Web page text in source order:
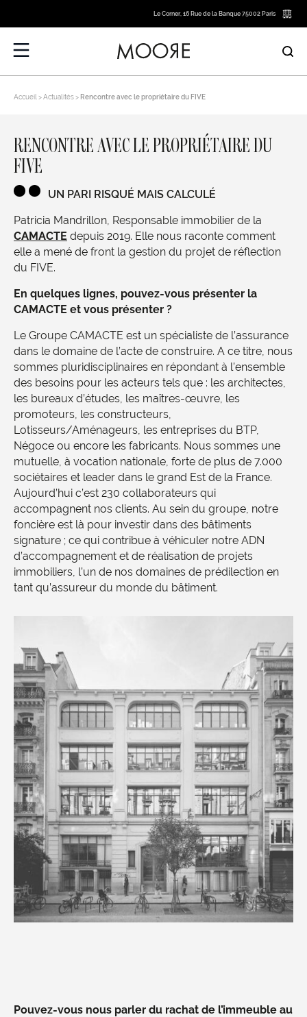
Le Corner, 16 Rue de la Banque 75002 Paris
Accueil Actualités Rencontre avec le propriétaire du FIVE
RENCONTRE AVEC LE PROPRIÉTAIRE DU
FIVE
UN PARI RISQUÉ MAIS CALCULÉ
Patricia Mandrillon, Responsable immobilier de la
CAMACTE depuis 2019. Elle nous raconte comment
elle a mené de front la gestion du projet de réflection
du FIVE.
En quelques lignes, pouvez-vous présenter la
CAMACTE et vous présenter ?
Le Groupe CAMACTE est un spécialiste de l’assurance
dans le domaine de l’acte de construire. A ce titre, nous
sommes pluridisciplinaires en répondant à l’ensemble
des besoins pour les acteurs tels que : les architectes,
les bureaux d’études, les maîtres-œuvre, les
promoteurs, les constructeurs,
Lotisseurs/Aménageurs, les entreprises du BTP,
Négoce ou encore les fabricants. Nous sommes une
mutuelle, à vocation nationale, forte de plus de 7.000
sociétaires et leader dans le grand Est de la France.
Aujourd’hui c’est 230 collaborateurs qui
accompagnent nos clients. Au sein du groupe, notre
foncière est là pour investir dans des bâtiments
signature ; ce qui contribue à véhiculer notre ADN
d’accompagnement et de réalisation de projets
immobiliers, l’un de nos domaines de prédilection en
tant qu’assureur du monde du bâtiment.
Pouvez-vous nous parler du rachat de l’immeuble au